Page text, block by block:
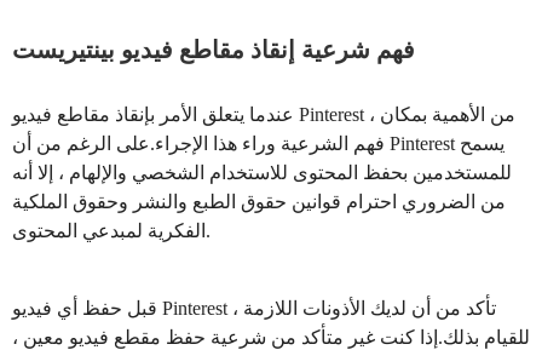
فهم شرعية إنقاذ مقاطع فيديو بينتيريست
عندما يتعلق الأمر بإنقاذ مقاطع فيديو Pinterest ، من الأهمية بمكان
فهم الشرعية وراء هذا الإجراء.على الرغم من أن Pinterest يسمح
للمستخدمين بحفظ المحتوى للاستخدام الشخصي والإلهام ، إلا أنه
من الضروري احترام قوانين حقوق الطبع والنشر وحقوق الملكية
الفكرية لمبدعي المحتوى.
قبل حفظ أي فيديو Pinterest ، تأكد من أن لديك الأذونات اللازمة
للقيام بذلك.إذا كنت غير متأكد من شرعية حفظ مقطع فيديو معين ،